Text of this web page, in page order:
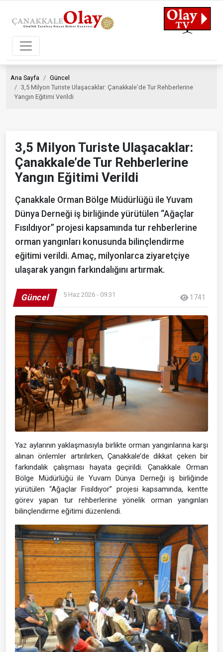
Ana Sayfa
Güncel
3,5 Milyon Turiste Ulaşacaklar: Çanakkale’de Tur Rehberlerine
Yangın Eğitimi Verildi
3,5 Milyon Turiste Ulaşacaklar:
Çanakkale’de Tur Rehberlerine
Yangın Eğitimi Verildi
Çanakkale Orman Bölge Müdürlüğü ile Yuvam
Dünya Derneği iş birliğinde yürütülen “Ağaçlar
Fısıldıyor” projesi kapsamında tur rehberlerine
orman yangınları konusunda bilinçlendirme
eğitimi verildi. Amaç, milyonlarca ziyaretçiye
ulaşarak yangın farkındalığını artırmak.
Güncel 5 Haz 2026 - 09:31 1741
Yaz aylarının yaklaşmasıyla birlikte orman yangınlarına karşı
alınan önlemler artırılırken, Çanakkale’de dikkat çeken bir
farkındalık çalışması hayata geçirildi. Çanakkale Orman
Bölge Müdürlüğü ile Yuvam Dünya Derneği iş birliğinde
yürütülen “Ağaçlar Fısıldıyor” projesi kapsamında, kentte
görev yapan tur rehberlerine yönelik orman yangınları
bilinçlendirme eğitimi düzenlendi.